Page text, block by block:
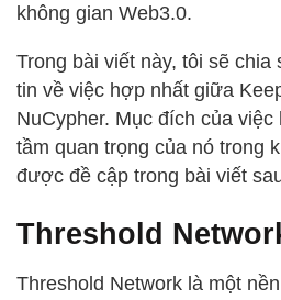
không gian Web3.0.
Trong bài viết này, tôi sẽ chia
tin về việc hợp nhất giữa
NuCypher. Mục đích của
tầm quan trọng của nó trong
được đề cập trong bài viết
Threshold
Threshold Network là một